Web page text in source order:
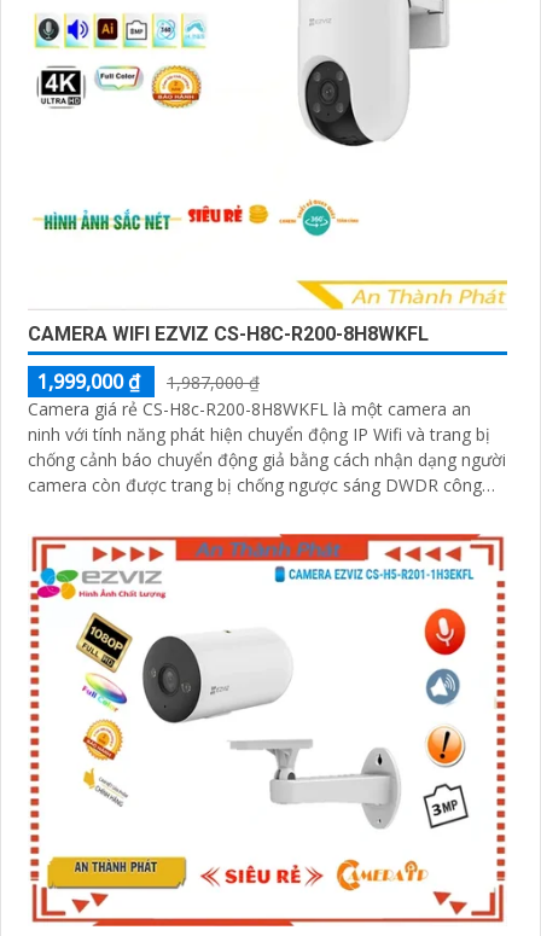
CAMERA WIFI EZVIZ CS-H8C-R200-8H8WKFL
1,999,000 ₫
1,987,000 ₫
Camera giá rẻ CS-H8c-R200-8H8WKFL là một camera an
ninh với tính năng phát hiện chuyển động IP Wifi và trang bị
chống cảnh báo chuyển động giả bằng cách nhận dạng người
camera còn được trang bị chống ngược sáng DWDR công
nhỏ gọn xoay 360 độ và có khe cắm thẻ nhớ Micro SD
512GB với khả năng thu âm và phát âm thanh to rõ